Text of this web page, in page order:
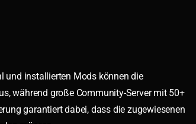
und installierten Mods können die
während große Community-Server mit 50+
garantiert dabei, dass die zugewiesenen